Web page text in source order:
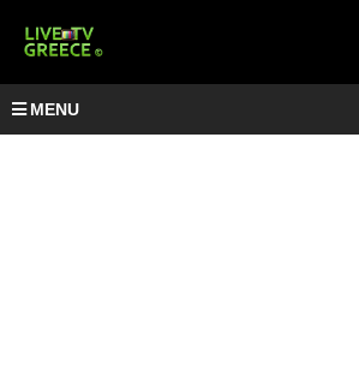
MENU